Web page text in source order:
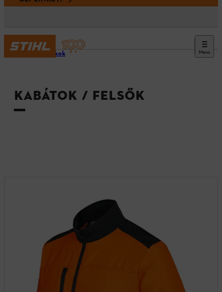
Menü
Tartozékok
KABÁTOK / FELSŐK